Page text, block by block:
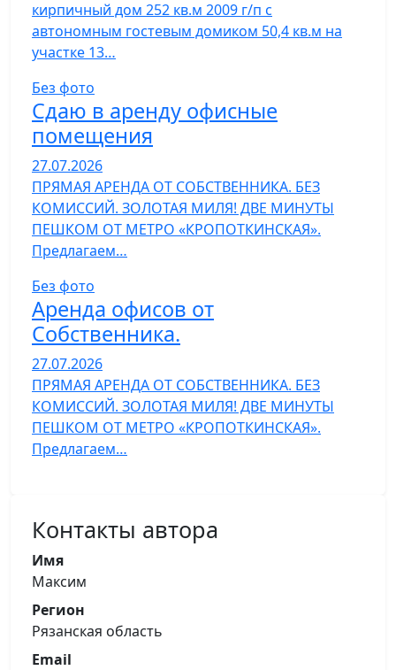
кирпичный дом 252 кв.м 2009 г/п с
автономным гостевым домиком 50,4 кв.м на
участке 13…
Без фото
Сдаю в аренду офисные
помещения
27.07.2026
ПРЯМАЯ АРЕНДА ОТ СОБСТВЕННИКА. БЕЗ
КОМИССИЙ. ЗОЛОТАЯ МИЛЯ! ДВЕ МИНУТЫ
ПЕШКОМ ОТ МЕТРО «КРОПОТКИНСКАЯ».
Предлагаем…
Без фото
Аренда офисов от
Собственника.
27.07.2026
ПРЯМАЯ АРЕНДА ОТ СОБСТВЕННИКА. БЕЗ
КОМИССИЙ. ЗОЛОТАЯ МИЛЯ! ДВЕ МИНУТЫ
ПЕШКОМ ОТ МЕТРО «КРОПОТКИНСКАЯ».
Предлагаем…
Контакты автора
Имя
Максим
Регион
Рязанская область
Email